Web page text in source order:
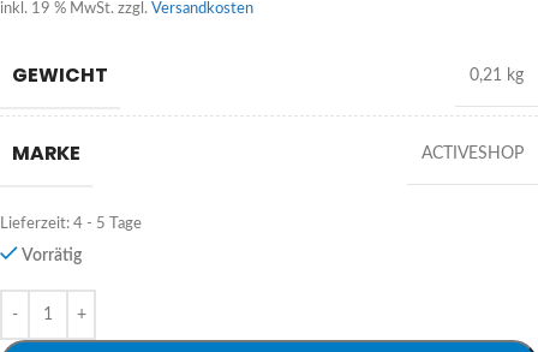
inkl. 19 % MwSt. zzgl. Versandkosten
GEWICHT 0,21 kg
MARKE ACTIVESHOP
Lieferzeit: 4 - 5 Tage
Vorrätig
Alternative: